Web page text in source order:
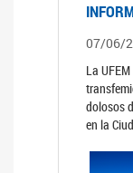
07/06/
La
dolosos
en la